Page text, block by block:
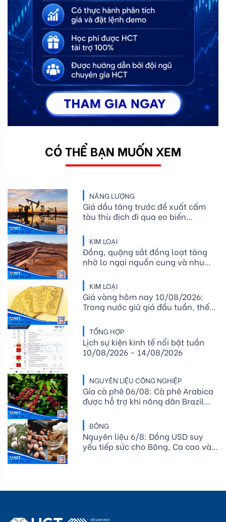
CÓ THỂ BẠN MUỐN XEM
NĂNG LƯỢNG
Giá dầu tăng trước đề xuất cấm
tàu thù địch đi qua eo biển
KIM LOẠI
Đồng, quặng sắt đồng loạt tăng
nhờ lo ngại nguồn cung và nhu
KIM LOẠI
Giá vàng hôm nay 10/08/2026:
Trong nước giữ giá đầu tuần, thế
TỔNG HỢP
Lịch sự kiện kinh tế nổi bật tuần
10/08/2026 - 14/08/2026
NGUYÊN LIỆU CÔNG NGHIỆP
Gía cà phê 06/08: Cà phê Arabica
được hỗ trợ khi nông dân Brazil
tục giảm
BÔNG
Nguyên liệu 6/8: Đồng USD suy
yếu tiếp sức cho Bông, Ca cao và